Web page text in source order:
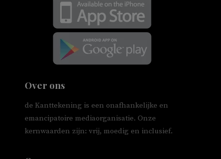
Over ons
de Kanttekening is een onafhankelijke en
emancipatoire mediaorganisatie. Onze
kernwaarden zijn: vrij, moedig en inclusief.